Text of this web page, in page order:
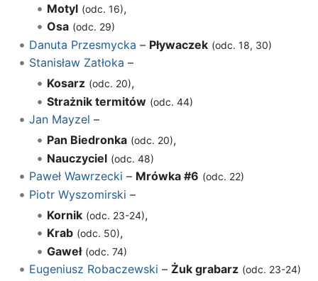
Motyl (odc. 16),
Osa (odc. 29)
Danuta Przesmycka – Pływaczek (odc. 18, 30)
Stanisław Zatłoka –
Kosarz (odc. 20),
Strażnik termitów (odc. 44)
Jan Mayzel –
Pan Biedronka (odc. 20),
Nauczyciel (odc. 48)
Paweł Wawrzecki – Mrówka #6 (odc. 22)
Piotr Wyszomirski –
Kornik (odc. 23-24),
Krab (odc. 50),
Gaweł (odc. 74)
Eugeniusz Robaczewski – Żuk grabarz (odc. 23-24)